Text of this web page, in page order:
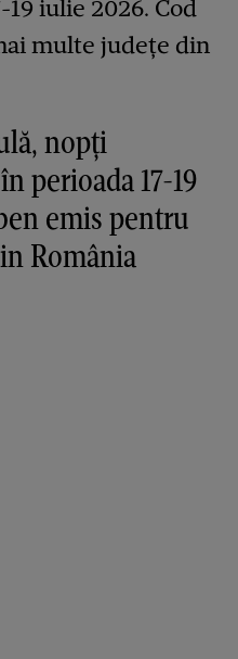
nopți
perioada 17-19
emis pentru
România